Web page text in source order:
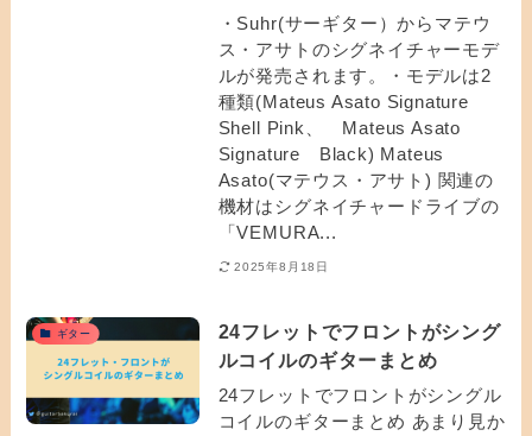
・Suhr(サーギター）からマテウ
ス・アサトのシグネイチャーモデ
ルが発売されます。・モデルは2
種類(Mateus Asato Signature
Shell Pink、 Mateus Asato
Signature Black) Mateus
Asato(マテウス・アサト) 関連の
機材はシグネイチャードライブの
「VEMURA...
2025年8月18日
ギター
24フレットでフロントがシング
ルコイルのギターまとめ
24フレットでフロントがシングル
コイルのギターまとめ あまり見か